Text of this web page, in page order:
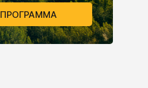
ПРОГРАММА